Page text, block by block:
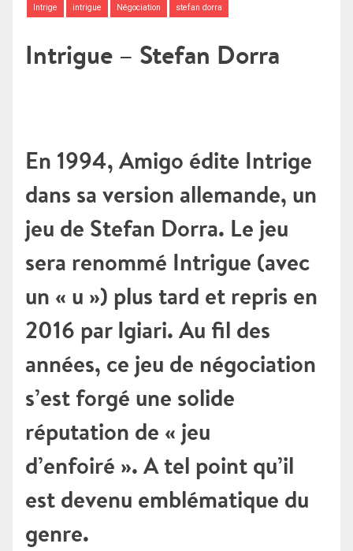
Intrige intrigue Négociation stefan dorra
Intrigue – Stefan Dorra
En 1994, Amigo édite Intrige
dans sa version allemande, un
jeu de Stefan Dorra. Le jeu
sera renommé Intrigue (avec
un « u ») plus tard et repris en
2016 par Igiari. Au fil des
années, ce jeu de négociation
s’est forgé une solide
réputation de « jeu
d’enfoiré ». A tel point qu’il
est devenu emblématique du
genre.